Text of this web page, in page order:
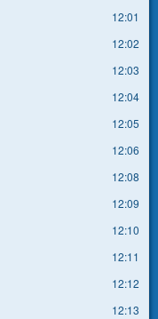
12:01
12:02
12:03
12:04
12:05
12:06
12:08
12:09
12:10
12:11
12:12
12:13